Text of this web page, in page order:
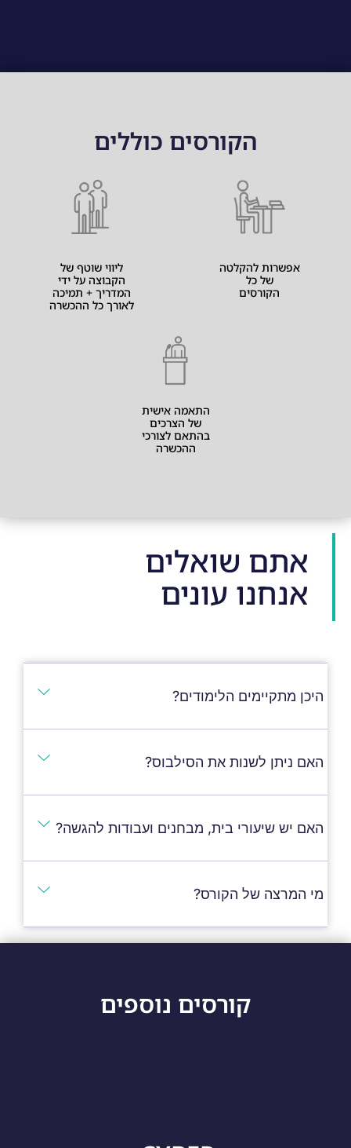
הקורסים כוללים
אפשרות להקלטה
של כל
הקורסים
ליווי שוטף של
הקבוצה על ידי
המדריך + תמיכה
לאורך כל ההכשרה
התאמה אישית
של הצרכים
בהתאם לצורכי
ההכשרה
אתם שואלים
אנחנו עונים
היכן מתקיימים הלימודים?
האם ניתן לשנות את הסילבוס?
האם יש שיעורי בית, מבחנים ועבודות להגשה?
מי המרצה של הקורס?
קורסים נוספים